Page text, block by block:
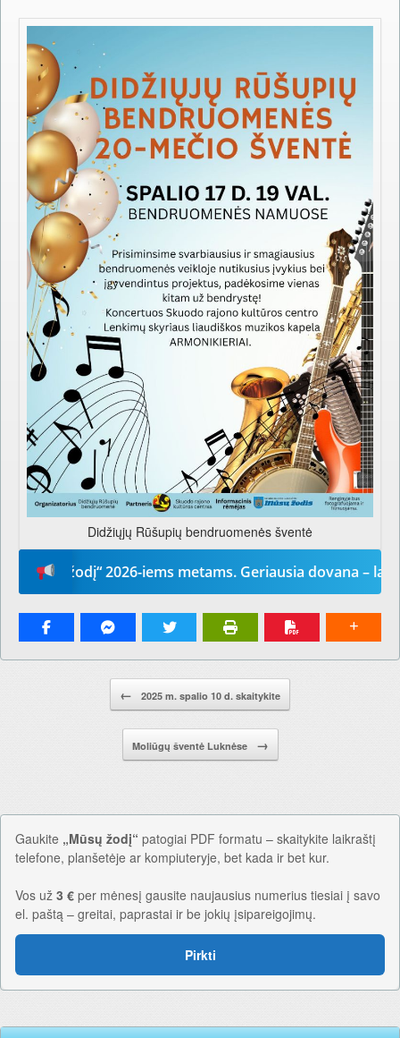
Didžiųjų Rūšupių bendruomenės šventė
žodį“ 2026-iems metams. Geriausia dovana –
← 2025 m. spalio 10 d. skaitykite
Moliūgų šventė Luknėse →
Gaukite „Mūsų žodį“ patogiai PDF formatu – skaitykite laikraštį
telefone, planšetėje ar kompiuteryje, bet kada ir bet kur.
Vos už 3 € per mėnesį gausite naujausius numerius tiesiai į savo
el. paštą – greitai, paprastai ir be jokių įsipareigojimų.
Pirkti